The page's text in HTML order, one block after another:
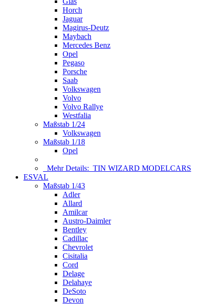
Horch
Jaguar
Magirus-Deutz
Maybach
Mercedes Benz
Opel
Pegaso
Porsche
Saab
Volkswagen
Volvo
Volvo Rallye
Westfalia
Maßstab 1/24
Volkswagen
Maßstab 1/18
Opel
Mehr Details: TIN WIZARD MODELCARS
ESVAL
Maßstab 1/43
Adler
Allard
Amilcar
Austro-Daimler
Bentley
Cadillac
Chevrolet
Cisitalia
Cord
Delage
Delahaye
DeSoto
Devon